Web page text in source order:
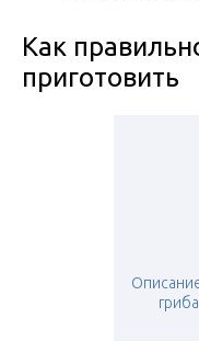
Как
приготовить